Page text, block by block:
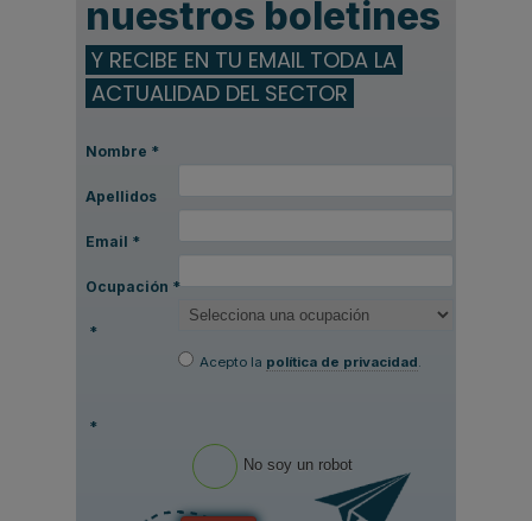
nuestros boletines
Y RECIBE EN TU EMAIL TODA LA
ACTUALIDAD DEL SECTOR
Nombre *
Apellidos
Email *
Ocupación *
*
Acepto la política de privacidad
*
No soy un robot